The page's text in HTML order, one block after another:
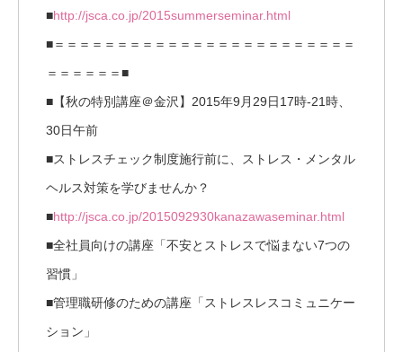
■http://jsca.co.jp/2015summerseminar.html
■＝＝＝＝＝＝＝＝＝＝＝＝＝＝＝＝＝＝＝＝＝＝＝＝
＝＝＝＝＝＝■
■【秋の特別講座＠金沢】2015年9月29日17時-21時、
30日午前
■ストレスチェック制度施行前に、ストレス・メンタル
ヘルス対策を学びませんか？
■http://jsca.co.jp/2015092930kanazawaseminar.html
■全社員向けの講座「不安とストレスで悩まない7つの
習慣」
■管理職研修のための講座「ストレスレスコミュニケー
ション」